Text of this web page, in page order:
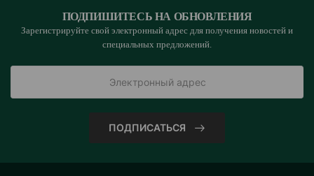
ПОДПИШИТЕСЬ НА ОБНОВЛЕНИЯ
Зарегистрируйте свой электронный адрес для получения новостей и
специальных предложений.
ПОДПИСАТЬСЯ